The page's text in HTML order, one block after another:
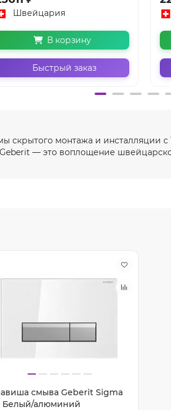
Швейцария
В корзину
Быстрый заказ
скрытого монтажа и инсталляции
— это воплощение
смыва Geberit Sigma
Белый/алюминий